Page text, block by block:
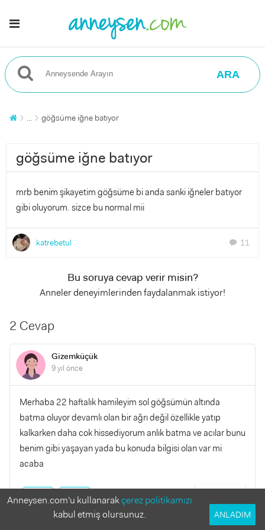
ARA
... göğsüme iğne batıyor
göğsüme iğne batıyor
mrb benim şikayetim göğsüme bi anda sanki iğneler batıyor
gibi oluyorum. sizce bu normal mii
katrebetul chat 11
Bu soruya cevap verir misin?
Anneler deneyimlerinden faydalanmak istiyor!
2 Cevap
Gizemküçük
9 yıl önce
Merhaba 22 haftalık hamileyim sol göğsümün altında
batma oluyor devamlı olan bir ağrı değil özellikle yatıp
kalkarken daha cok hissediyorum anlık batma ve acılar bunu
benim gibi yaşayan yada bu konuda bilgisi olan var mi
acaba
0 0
Anneysen.com'u kullanarakçerez politikamızı
kabul etmiş olursunuz.
ANLADIM